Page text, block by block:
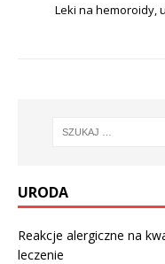
Leki na hemoroidy,
URODA
Reakcje alergiczne na
leczenie